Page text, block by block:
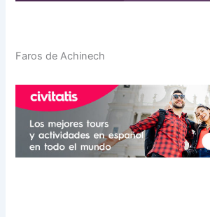
Faros de Achinech